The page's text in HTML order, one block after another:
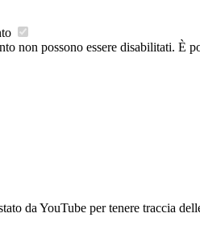
non possono essere disabilitati. È
da YouTube per tenere traccia